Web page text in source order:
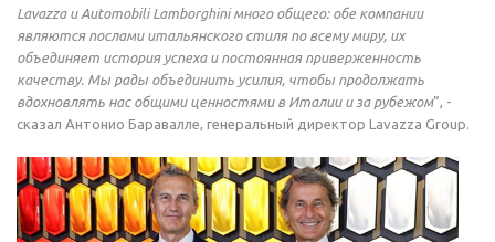
Lavazza и Automobili Lamborghini много общего: обе компании
являются послами итальянского стиля по всему миру, их
объединяет история успеха и постоянная приверженность
качеству. Мы рады объединить усилия, чтобы продолжать
вдохновлять нас общими ценностями в Италии и за рубежом”, -
сказал Антонио Баравалле, генеральный директор Lavazza Group.